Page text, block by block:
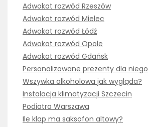
Adwokat rozwód Rzeszów
Adwokat rozwód Mielec
Adwokat rozwód Łódź
Adwokat rozwód Opole
Adwokat rozwód Gdańsk
Personalizowane prezenty dla niego
Wszywka alkoholowa jak wygląda?
Instalacja klimatyzacji Szczecin
Podiatra Warszawa
Ile klap ma saksofon altowy?